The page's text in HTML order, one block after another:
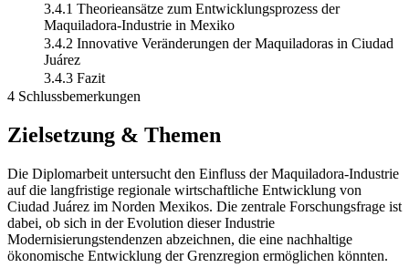
3.4.1 Theorieansätze zum Entwicklungsprozess der
Maquiladora-Industrie in Mexiko
3.4.2 Innovative Veränderungen der Maquiladoras in Ciudad
Juárez
3.4.3 Fazit
4 Schlussbemerkungen
Zielsetzung & Themen
Die Diplomarbeit untersucht den Einfluss der Maquiladora-Industrie
auf die langfristige regionale wirtschaftliche Entwicklung von
Ciudad Juárez im Norden Mexikos. Die zentrale Forschungsfrage ist
dabei, ob sich in der Evolution dieser Industrie
Modernisierungstendenzen abzeichnen, die eine nachhaltige
ökonomische Entwicklung der Grenzregion ermöglichen könnten.